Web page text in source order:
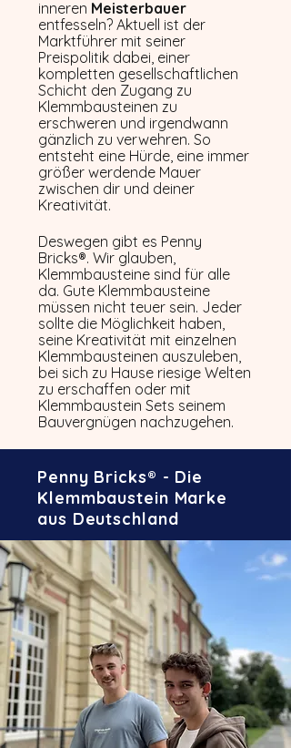
inneren Meisterbauer
entfesseln? Aktuell ist der
Marktführer mit seiner
Preispolitik dabei, einer
kompletten gesellschaftlichen
Schicht den Zugang zu
Klemmbausteinen zu
erschweren und irgendwann
gänzlich zu verwehren. So
entsteht eine Hürde, eine immer
größer werdende Mauer
zwischen dir und deiner
Kreativität.
Deswegen gibt es Penny
Bricks®. Wir glauben,
Klemmbausteine sind für alle
da. Gute Klemmbausteine
müssen nicht teuer sein. Jeder
sollte die Möglichkeit haben,
seine Kreativität mit einzelnen
Klemmbausteinen auszuleben,
bei sich zu Hause riesige Welten
zu erschaffen oder mit
Klemmbaustein Sets seinem
Bauvergnügen nachzugehen.
Penny Bricks® - Die
Klemmbaustein Marke
aus Deutschland